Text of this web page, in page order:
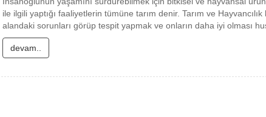
ile ilgili yaptığı faaliyetlerin tümüne tarım denir. Tarım ve
alandaki sorunları görüp tespit yapmak ve onların daha iyi olması
devam..